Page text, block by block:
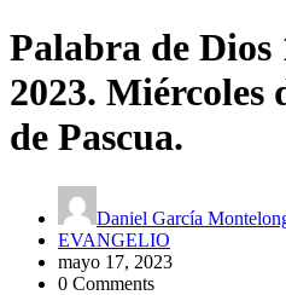
Palabra de Dios
2023. Miércoles
de Pascua.
Daniel García
EVANGELIO
mayo 17, 2023
0 Comments